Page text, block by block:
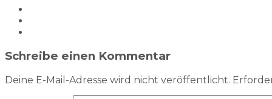
Schreibe einen Kommentar
Deine E-Mail-Adresse wird nicht veröffentlicht.